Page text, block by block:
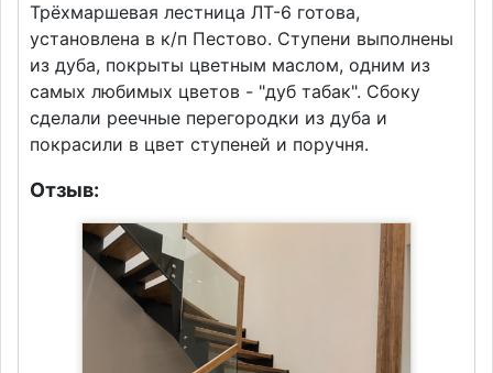
Трёхмаршевая лестница ЛТ-6 готова,
установлена в к/п Пестово. Ступени выполнены
из дуба, покрыты цветным маслом, одним из
самых любимых цветов - "дуб табак". Сбоку
сделали реечные перегородки из дуба и
покрасили в цвет ступеней и поручня.
Отзыв: